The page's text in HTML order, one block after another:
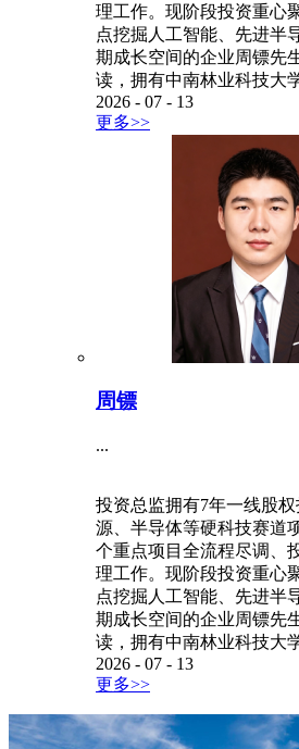
理工作。现阶段投资重心
点挖掘人工智能、先进半
期成长空间的企业周镖先
读，拥有中南林业科技大
2026 - 07 - 13
更多>>
周镖
...
投资总监拥有7年一线股
源、半导体等硬科技赛道
个重点项目全流程尽调、
理工作。现阶段投资重心
点挖掘人工智能、先进半
期成长空间的企业周镖先
读，拥有中南林业科技大
2026 - 07 - 13
更多>>